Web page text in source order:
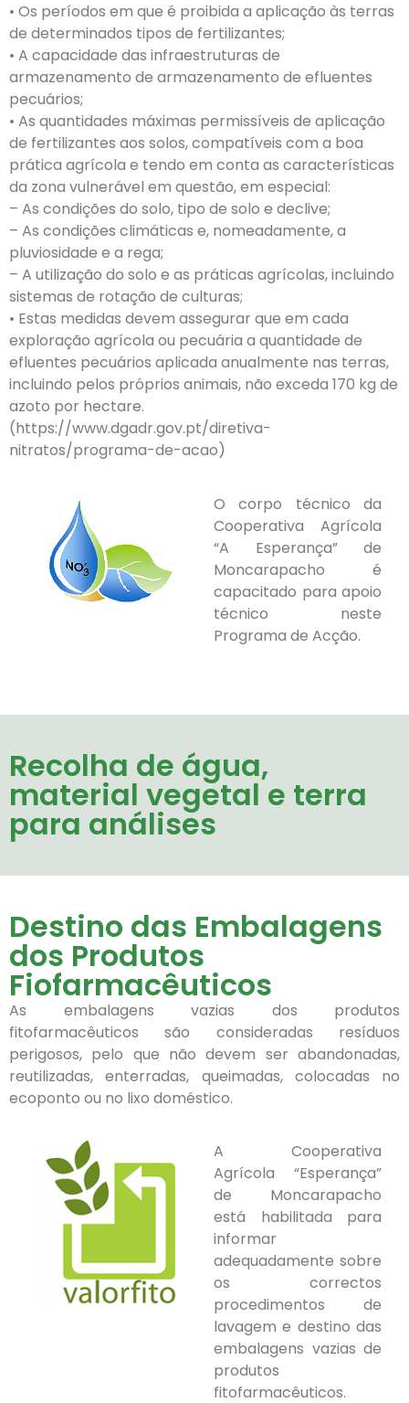
• Os períodos em que é proibida a aplicação às terras
de determinados tipos de fertilizantes;
• A capacidade das infraestruturas de
armazenamento de armazenamento de efluentes
pecuários;
• As quantidades máximas permissíveis de aplicação
de fertilizantes aos solos, compatíveis com a boa
prática agrícola e tendo em conta as características
da zona vulnerável em questão, em especial:
– As condições do solo, tipo de solo e declive;
– As condições climáticas e, nomeadamente, a
pluviosidade e a rega;
– A utilização do solo e as práticas agrícolas, incluindo
sistemas de rotação de culturas;
• Estas medidas devem assegurar que em cada
exploração agrícola ou pecuária a quantidade de
efluentes pecuários aplicada anualmente nas terras,
incluindo pelos próprios animais, não exceda 170 kg de
azoto por hectare.
(https://www.dgadr.gov.pt/diretiva-
nitratos/programa-de-acao)
O corpo técnico da
Cooperativa Agrícola
“A Esperança” de
Moncarapacho é
capacitado para apoio
técnico neste
Programa de Acção.
Recolha de água,
material vegetal e terra
para análises
Destino das Embalagens
dos Produtos
Fiofarmacêuticos
As embalagens vazias dos produtos
fitofarmacêuticos são consideradas resíduos
perigosos, pelo que não devem ser abandonadas,
reutilizadas, enterradas, queimadas, colocadas no
ecoponto ou no lixo doméstico.
A Cooperativa
Agrícola “Esperança”
de Moncarapacho
está habilitada para
informar
adequadamente sobre
os correctos
procedimentos de
lavagem e destino das
embalagens vazias de
produtos
fitofarmacêuticos.